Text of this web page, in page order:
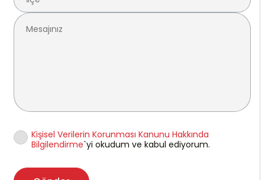
Kişisel Verilerin Korunması Kanunu Hakkında
Bilgilendirme`yi okudum ve kabul ediyorum.